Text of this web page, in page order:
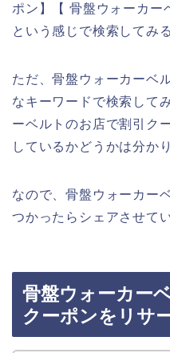
ポン】【 骨盤ウォーカー
という感じで検索してみ
ただ、骨盤ウォーカーベ
なキーワードで検索して
ーベルトのお店で割引ク
しているかどうかは分か
なので、骨盤ウォーカー
つかったらシェアさせて
骨盤ウォーカー
クーポンをリサ